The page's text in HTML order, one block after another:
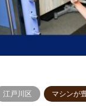
江戸川区 マシンが